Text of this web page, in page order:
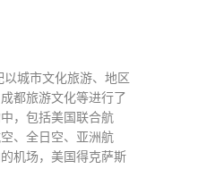
城市文化旅游、地区
都旅游文化等进行了
，包括美国联合航
、全日空、亚洲航
机场，美国得克萨斯